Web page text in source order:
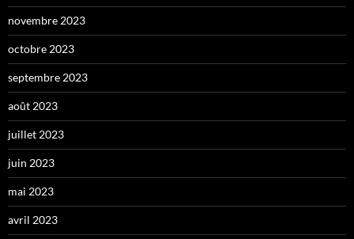
novembre 2023
octobre 2023
septembre 2023
août 2023
juillet 2023
juin 2023
mai 2023
avril 2023